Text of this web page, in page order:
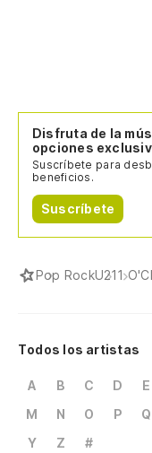
Disfruta de la
opciones
Suscríbete para
beneficios.
Suscríbete
Pop RockU211
Todos los artistas
A B C D E
M
N O P Q
Y
Z #